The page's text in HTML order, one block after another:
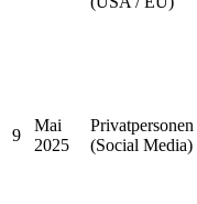
9
Mai
2025
Privatpersonen
(Social Media)